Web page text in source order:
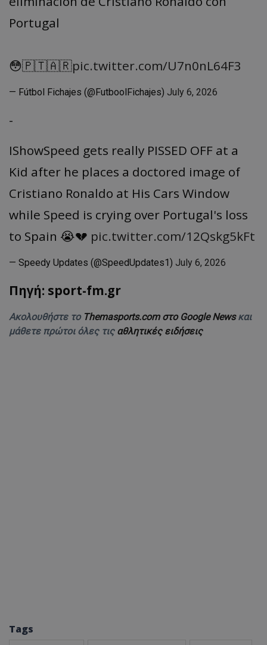
Portugal
😳🇵🇹🇦🇷pic.twitter.com/U7n0nL64F3
— Fútbol Fichajes (@FutboolFichajes) July 6, 2026
-
IShowSpeed gets really PISSED OFF at a
Kid after he places a doctored image of
Cristiano Ronaldo at His Cars Window
while Speed is crying over Portugal's loss
to Spain 😭💔 pic.twitter.com/12Qskg5kFt
— Speedy Updates (@SpeedUpdates1) July 6, 2026
Πηγή: sport-fm.gr
Ακολουθήστε το Themasports.com στο Google Newsκαι
μάθετε πρώτοι όλες τις αθλητικές ειδήσεις
Tags